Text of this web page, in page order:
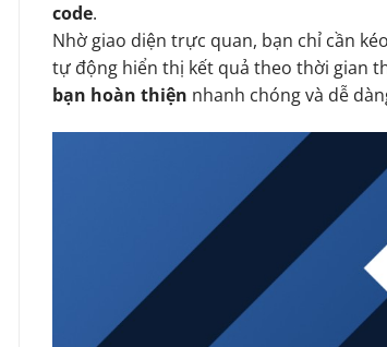
code.
Nhờ giao diện trực quan, bạn chỉ cần
tự động hiển thị kết quả theo thời gian
bạn hoàn thiện nhanh chóng và dễ